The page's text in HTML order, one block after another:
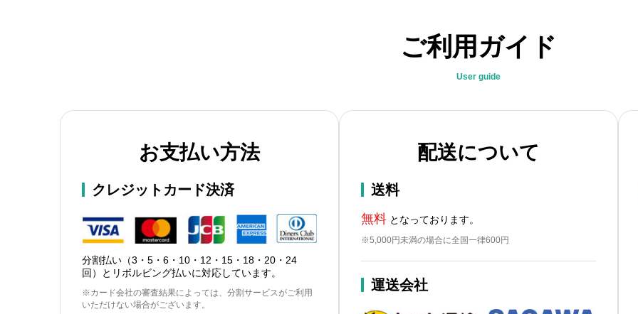
ご利用ガイド
User guide
お支払い方法
クレジットカード決済
分割払い（3・5・6・10・12・15・18・20・24
回）とリボルビング払いに対応しています。
※カード会社の審査結果によっては、分割サービスがご利用
いただけない場合がございます。
配送について
送料
無料となっております。
※5,000円未満の場合に全国一律600円
運送会社